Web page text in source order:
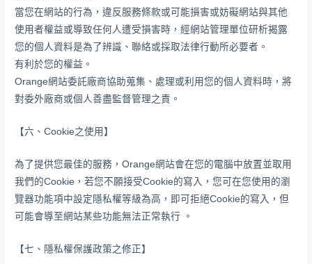
當您在網站的行為，違反服務條款或可能損害或妨礙網站與其他
使用者權益或導致任何人遭受損害時，經網站管理單位研析揭露
您的個人資料是為了辨識、聯絡或採取法律行動所必要者。
有利於您的權益。
Orange網站委託廠商協助蒐集、處理或利用您的個人資料時，將
對委外廠商或個人善盡監督管理之責。
【六、Cookie之使用】
為了提供您最佳的服務，Orange網站會在您的電腦中放置並取用
我們的Cookie，若您不願接受Cookie的寫入，您可在您使用的瀏
覽器功能項中設定隱私權等級為高，即可拒絕Cookie的寫入，但
可能會導至網站某些功能無法正常執行 。
【七、隱私權保護政策之修正】